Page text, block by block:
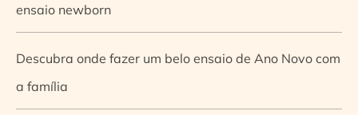
ensaio newborn
Descubra onde fazer um belo ensaio de Ano Novo com
a família